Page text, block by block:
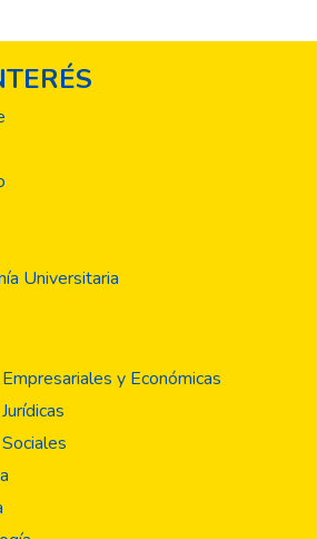
de la firma de consentimiento
La metodología utilizada para el
húmeda con solución salina
y lugol, que se conoce como examen
utilizando los objetivos 10X y 40X,
de parásitos tanto en formas
con éter y formalina, lo que permite
grasas y detritos, para poder
de heces, de las cuales se
18 positivas a diferentes
El parásito más frecuentemente
fue Blastocystis hominis. Cabe
Universitaria
y Económicas